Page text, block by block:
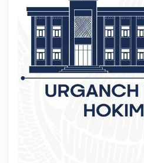
Statistik va tahliliy axborotlar
Davlat dasturi ijrosi
Sayyor qabullar
Aholi bandligini ta'minlash